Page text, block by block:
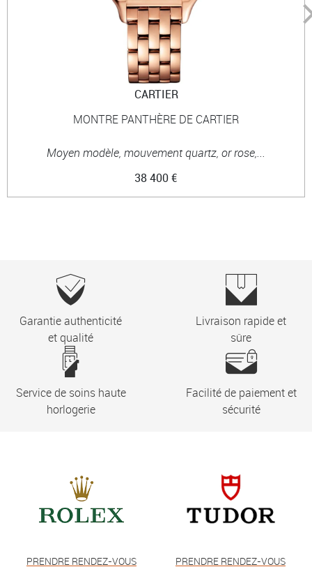
CARTIER
MONTRE PANTHÈRE DE CARTIER
Moyen modèle, mouvement quartz, or rose,...
38 400 €
Garantie authenticité
et qualité
Livraison rapide et
sûre
Service de soins haute
horlogerie
Facilité de paiement et
sécurité
PRENDRE RENDEZ-VOUS PRENDRE RENDEZ-VOUS